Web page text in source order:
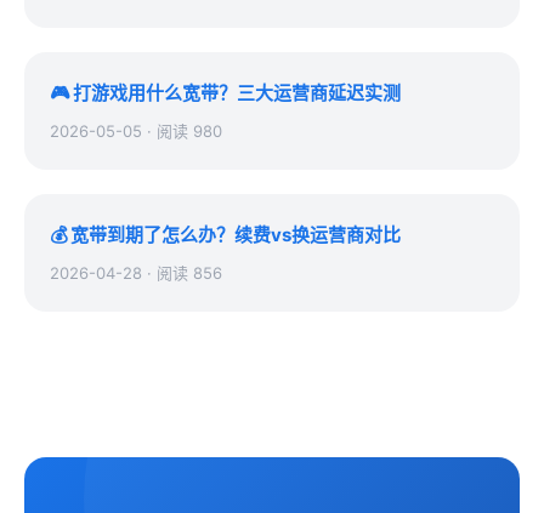
🎮 打游戏用什么宽带？三大运营商延迟实测
2026-05-05 · 阅读 980
💰 宽带到期了怎么办？续费vs换运营商对比
2026-04-28 · 阅读 856